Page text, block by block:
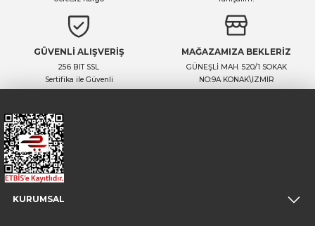
GÜVENLİ ALIŞVERİŞ
256 BIT SSL
Sertifika ile Güvenli
MAĞAZAMIZA BEKLERİZ
GÜNEŞLİ MAH. 520/1 SOKAK
NO:9A KONAK\İZMİR
KURUMSAL